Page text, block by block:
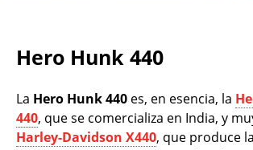
Hero Hunk 440
La Hero Hunk 440 es, en esencia, la
440, que se comercializa en India, y
Harley-Davidson X440, que produce